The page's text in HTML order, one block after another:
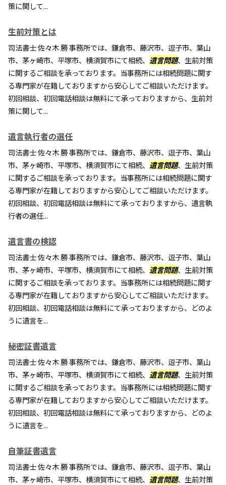
策に関して...
生前対策とは
司法書士 佐々木 勝 事務所では、鎌倉市、藤沢市、逗子市、葉山
市、茅ヶ崎市、平塚市、横須賀市にて相続、 遺言問題、生前対策
に関するご相談を承っております。当事務所には相続問題に関す
る専門家が在籍しておりますから安心してご相談いただけます。
初回相談、初回電話相談は無料にて承っておりますから、生前対
策に関して...
遺言執行者の選任
司法書士 佐々木 勝 事務所では、鎌倉市、藤沢市、逗子市、葉山
市、茅ヶ崎市、平塚市、横須賀市にて相続、 遺言問題、生前対策
に関するご相談を承っております。当事務所には相続問題に関す
る専門家が在籍しておりますから安心してご相談いただけます。
初回相談、初回電話相談は無料にて承っておりますから、遺言執
行者の選任...
遺言書の検認
司法書士 佐々木 勝 事務所では、鎌倉市、藤沢市、逗子市、葉山
市、茅ヶ崎市、平塚市、横須賀市にて相続、 遺言問題、生前対策
に関するご相談を承っております。当事務所には相続問題に関す
る専門家が在籍しておりますから安心してご相談いただけます。
初回相談、初回電話相談は無料にて承っておりますから、どのよ
うに遺言を...
秘密証書遺言
司法書士 佐々木 勝 事務所では、鎌倉市、藤沢市、逗子市、葉山
市、茅ヶ崎市、平塚市、横須賀市にて相続、 遺言問題、生前対策
に関するご相談を承っております。当事務所には相続問題に関す
る専門家が在籍しておりますから安心してご相談いただけます。
初回相談、初回電話相談は無料にて承っておりますから、どのよ
うに遺言を...
自筆証書遺言
司法書士 佐々木 勝 事務所では、鎌倉市、藤沢市、逗子市、葉山
市、茅ヶ崎市、平塚市、横須賀市にて相続、 遺言問題、生前対策